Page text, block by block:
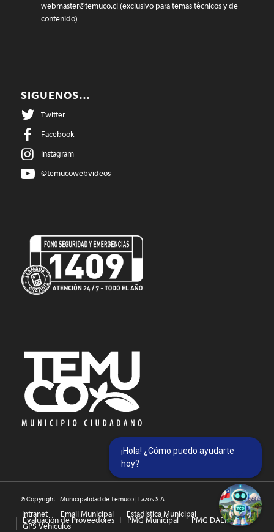
webmaster@temuco.cl(exclusivo para temas técnicos y de
contenido)
SIGUENOS…
Twitter
Facebook
Instagram
@temucowebvideos
© Copyright - Municipalidad de Temuco | Lazos S.A. -
Intranet Email Municipal Estadística Municipal
Evaluación de Proveedores PMG Municipal PMG DAEM
GPS Vehículos
¡Hola! ¿Cómo puedo ayudarte
hoy?